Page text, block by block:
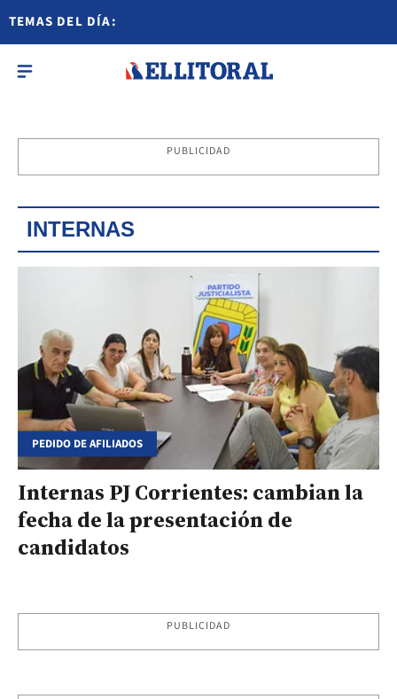
TEMAS DEL DÍA:
PUBLICIDAD
INTERNAS
PEDIDO DE AFILIADOS
Internas PJ Corrientes: cambian la
fecha de la presentación de
candidatos
PUBLICIDAD